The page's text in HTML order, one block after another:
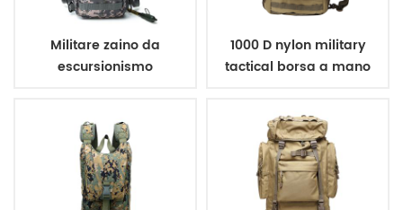
Militare zaino da
escursionismo
1000 D nylon military
tactical borsa a mano